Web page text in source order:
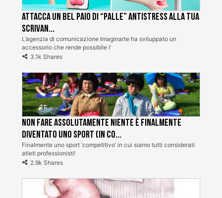
Attacca un bel paio di “palle” antistress alla tua
scrivan...
L’agenzia di comunicazione Imaginarte ha sviluppato un
accessorio che rende possibile l’
3.1k Shares
Non fare assolutamente niente è finalmente
diventato uno sport (in Co...
Finalmente uno sport ‘competitivo’ in cui siamo tutti considerati
atleti professionisti!
2.9k Shares